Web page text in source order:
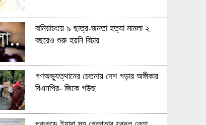
বানিয়াচংয়ে ৯ ছাত্র-জনতা হত্যা মামলা ২
বছরেও শুরু হয়নি বিচার
গণঅভ্যুত্থানের চেতনায় দেশ গড়ার অঙ্গীকার
বিএনপির- জিকে গউছ